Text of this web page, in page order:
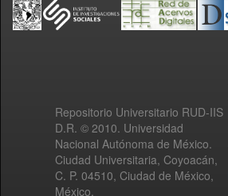
Repositorio Universitario RUD-IIS
D.R. © 2010. Universidad
Nacional Autónoma de México.
Ciudad Universitaria, Coyoacán,
C. P. 04510, Ciudad de México,
México.